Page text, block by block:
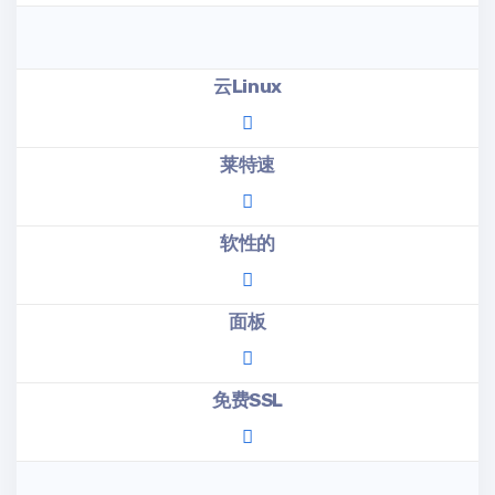
云Linux
莱特速
软性的
面板
免费SSL